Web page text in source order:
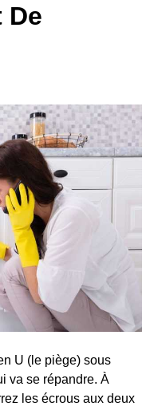
De
U (le piège) sous
va se répandre. À
les écrous aux deux